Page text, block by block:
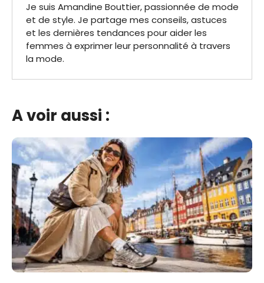
Je suis Amandine Bouttier, passionnée de mode
et de style. Je partage mes conseils, astuces
et les dernières tendances pour aider les
femmes à exprimer leur personnalité à travers
la mode.
A voir aussi :